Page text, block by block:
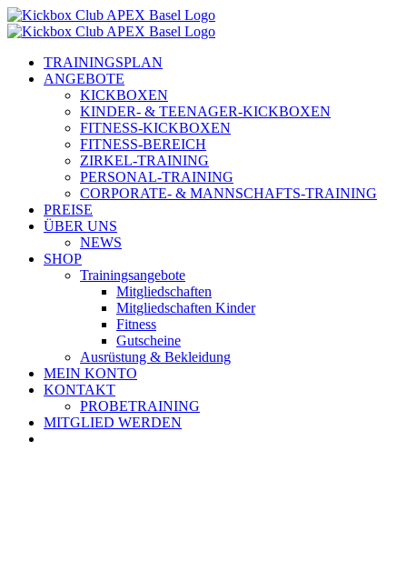
Zum
Inhalt
TRAININGSPLAN
ANGEBOTE
KICKBOXEN
KINDER- & TEENAGER-KICKBOXEN
FITNESS-KICKBOXEN
FITNESS-BEREICH
ZIRKEL-TRAINING
PERSONAL-TRAINING
CORPORATE- & MANNSCHAFTS-TRAINING
PREISE
ÜBER UNS
NEWS
SHOP
Trainingsangebote
Mitgliedschaften
Mitgliedschaften Kinder
Fitness
Gutscheine
Ausrüstung & Bekleidung
MEIN KONTO
KONTAKT
PROBETRAINING
MITGLIED WERDEN